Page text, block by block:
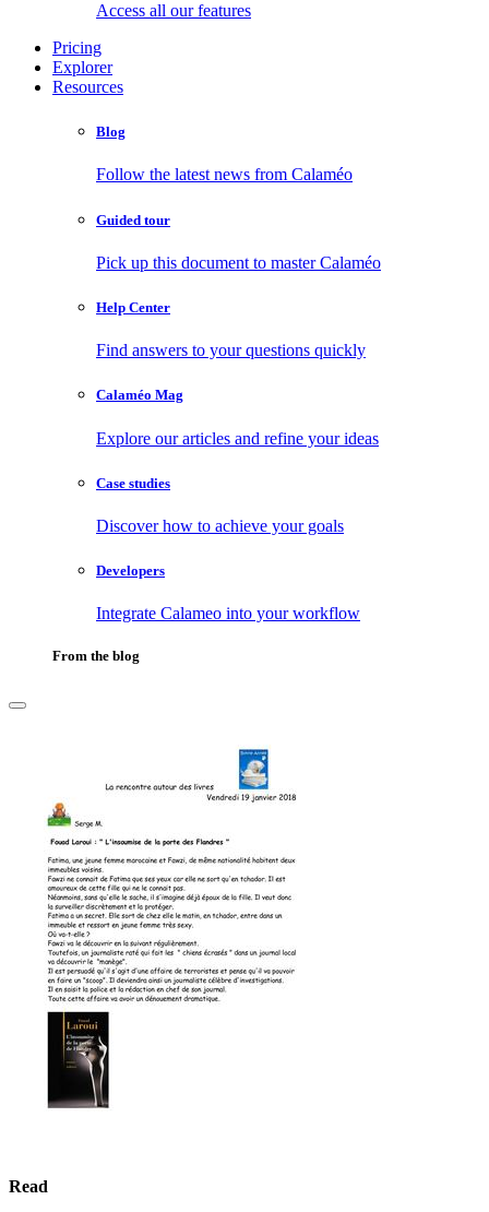
Access all our features
Pricing
Explorer
Resources
Blog
Follow the latest news from Calaméo
Guided tour
Pick up this document to master Calaméo
Help Center
Find answers to your questions quickly
Calaméo Mag
Explore our articles and refine your ideas
Case studies
Discover how to achieve your goals
Developers
Integrate Calameo into your workflow
From the blog
Read